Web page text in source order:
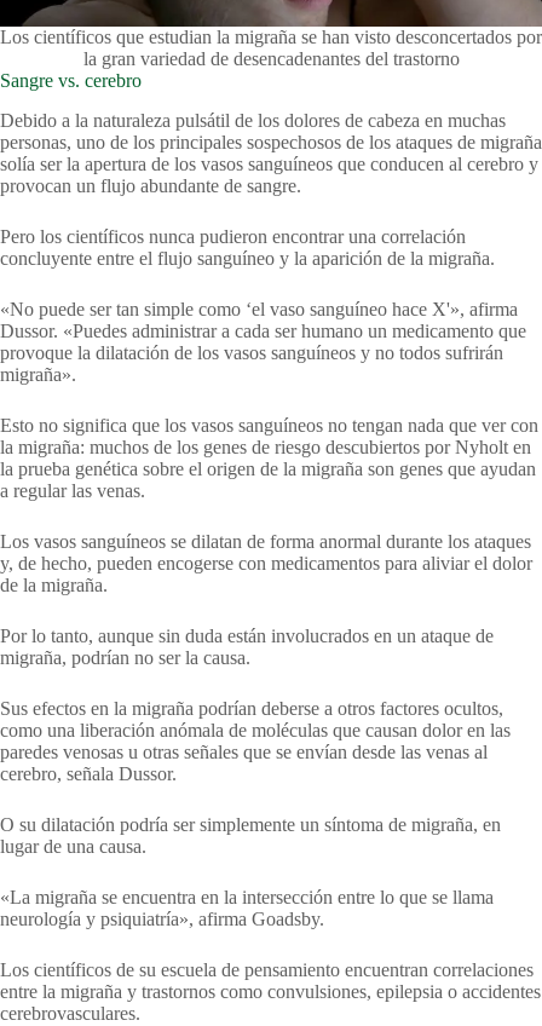
Los científicos que estudian la migraña se han visto desconcertados por
la gran variedad de desencadenantes del trastorno
Sangre vs. cerebro
Debido a la naturaleza pulsátil de los dolores de cabeza en muchas
personas, uno de los principales sospechosos de los ataques de migraña
solía ser la apertura de los vasos sanguíneos que conducen al cerebro y
provocan un flujo abundante de sangre.
Pero los científicos nunca pudieron encontrar una correlación
concluyente entre el flujo sanguíneo y la aparición de la migraña.
«No puede ser tan simple como ‘el vaso sanguíneo hace X'», afirma
Dussor. «Puedes administrar a cada ser humano un medicamento que
provoque la dilatación de los vasos sanguíneos y no todos sufrirán
migraña».
Esto no significa que los vasos sanguíneos no tengan nada que ver con
la migraña: muchos de los genes de riesgo descubiertos por Nyholt en
la prueba genética sobre el origen de la migraña son genes que ayudan
a regular las venas.
Los vasos sanguíneos se dilatan de forma anormal durante los ataques
y, de hecho, pueden encogerse con medicamentos para aliviar el dolor
de la migraña.
Por lo tanto, aunque sin duda están involucrados en un ataque de
migraña, podrían no ser la causa.
Sus efectos en la migraña podrían deberse a otros factores ocultos,
como una liberación anómala de moléculas que causan dolor en las
paredes venosas u otras señales que se envían desde las venas al
cerebro, señala Dussor.
O su dilatación podría ser simplemente un síntoma de migraña, en
lugar de una causa.
«La migraña se encuentra en la intersección entre lo que se llama
neurología y psiquiatría», afirma Goadsby.
Los científicos de su escuela de pensamiento encuentran correlaciones
entre la migraña y trastornos como convulsiones, epilepsia o accidentes
cerebrovasculares.